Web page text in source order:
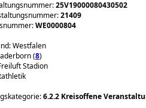
25V19000080430502
21409
WE0000804
Westfalen
(8)
Stadion
6.2.2 Kreisoffene